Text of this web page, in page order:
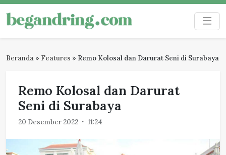
Skip
to
content
Begandring
Menjaga ingatan untuk masa depan
Beranda » Features » Remo Kolosal dan Darurat Seni di Surabaya
Remo Kolosal dan Darurat
Seni di Surabaya
20 Desember 2022 11:24